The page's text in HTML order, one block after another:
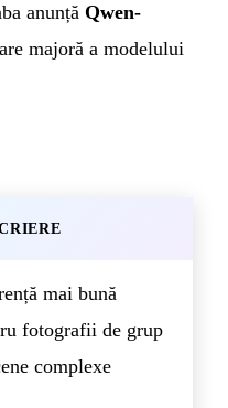
anunță Qwen-
majoră a modelului
mai bună
fotografii de grup
complexe